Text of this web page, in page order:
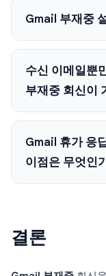
Gmail 부재중
수신 이메일뿐
부재중 회신이
Gmail 휴가 응
이점은 무엇인
결론